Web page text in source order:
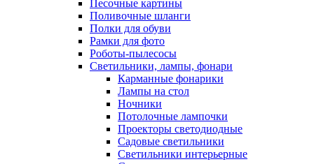
Песочные картины
Поливочные шланги
Полки для обуви
Рамки для фото
Роботы-пылесосы
Светильники, лампы, фонари
Карманные фонарики
Лампы на стол
Ночники
Потолочные лампочки
Проекторы светодиодные
Садовые светильники
Светильники интерьерные